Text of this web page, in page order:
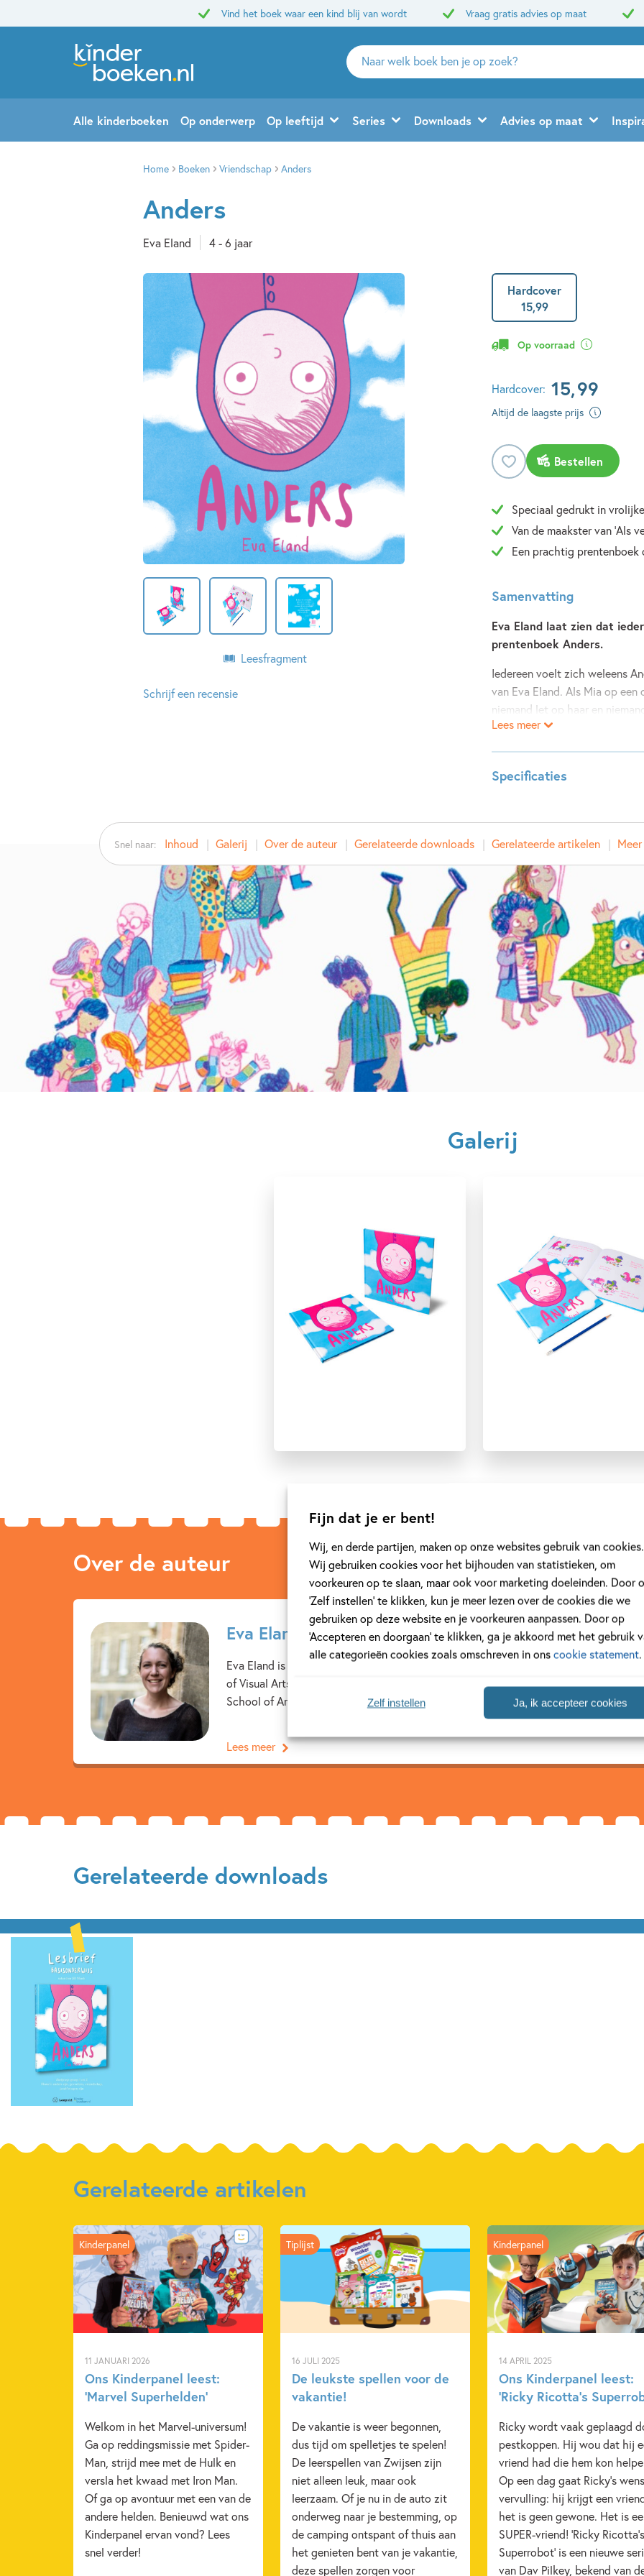
Fijn dat je er bent!
Wij, en derde partijen, maken op onze websites gebruik van cookies.
Wij gebruiken cookies voor het bijhouden van statistieken, om
voorkeuren op te slaan, maar ook voor marketing doeleinden. Door
‘Zelf instellen’ te klikken, kun je meer lezen over de cookies die we
gebruiken op deze website en je voorkeuren aanpassen. Door op
‘Accepteren en doorgaan’ te klikken, ga je akkoord met het gebruik
alle categorieën cookies zoals omschreven in onscookie statement.
Ja, ik accepteer cookies
Zelf instellen
Vind het boek waar een kind blij van wordt Vraag gratis advies op maat
Zoeken
naar
en
uitgevers
Alle kinderboeken Op onderwerp Op leeftijd Series Downloads Advies op maat
Home Boeken Vriendschap Anders
Anders
Eva Eland 4 - 6 jaar
Leesfragment
Schrijf een recensie
Hardcover
15,99
Op voorraad
Hardcover: 15,99
Altijd de laagste prijs
Bestellen
Speciaal gedrukt in
Van de maakster van 'Als
Een prachtig
Samenvatting
Eva Eland laat zien dat
prentenboek Anders.
Iedereen voelt zich weleens
van Eva Eland. Als Mia op
niemand let op haar en
iemand langskomt die dat wel
Lees meer
Specificaties
ISBN:
NUR:
273
Type:
Auteur(s):
Prijs:
15,
99
Aantal pagina's:
32
Uitgever:
Verschijningsdatum: 03-12-
Kenmerken van dit boek
5 – 7 jaar
Eva Eland
Snel naar: Inhoud Galerij Over de auteur Gerelateerde downloads Gerelateerde artikelen
Galerij
Over de auteur
Eva Eland
Eva Eland is auteur en illustratrice en groeide op in Delft. Ze studeerde aan de
of Visual Arts in New York. Haar master in kinderboekenillustraties heeft Eva cum
School of Arts. Tegenwoordig woont ze met...
Lees meer
Gerelateerde downloads
Gerelateerde artikelen
11 JANUARI 2026
Ons Kinderpanel leest:
‘Marvel Superhelden’
Welkom in het Marvel-universum!
Ga op reddingsmissie met Spider-
Man, strijd mee met de Hulk en
versla het kwaad met Iron Man.
Of ga op avontuur met een van de
andere helden. Benieuwd wat ons
Kinderpanel ervan vond? Lees
snel verder!
Kinderpanel
16 JULI 2025
De leukste spellen voor de
vakantie!
De vakantie is weer begonnen,
dus tijd om spelletjes te spelen!
De leerspellen van Zwijsen zijn
niet alleen leuk, maar ook
leerzaam. Of je nu in de auto zit
onderweg naar je bestemming, op
de camping ontspant of thuis aan
het genieten bent van je vakantie,
deze spellen zorgen voor
Tiplijst
14 APRIL 2025
Ons Kinderpanel leest:
‘Ricky Ricotta’s
Ricky wordt vaak geplaagd
pestkoppen. Hij wou dat hij
vriend had die hem kon
Op een dag gaat Ricky’s
vervulling: hij krijgt een
het is geen gewone. Het is
SUPER-vriend! 'Ricky Ricotta's
Superrobot' is een nieuwe
van Dav Pilkey, bekend van
Kinderpanel